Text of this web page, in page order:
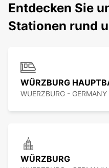
Entdecken Sie
Stationen rund
WÜRZBURG
WUERZBURG - GERMANY
WÜRZBURG